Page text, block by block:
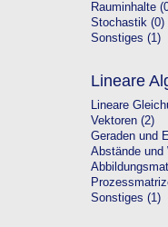
Rauminhalte
Stochastik (0)
Sonstiges (1)
Lineare
Lineare
Vektoren (2)
Geraden und
Abstände und
Sonstiges (1)